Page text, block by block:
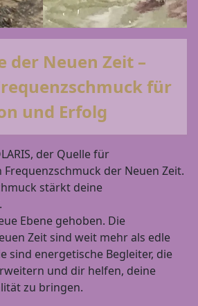
der Neuen Zeit –
für
und Erfolg
der Quelle für
der Neuen Zeit.
stärkt deine
Ebene gehoben. Die
Zeit sind weit mehr als edle
sind energetische Begleiter, die
und dir helfen, deine
zu bringen.